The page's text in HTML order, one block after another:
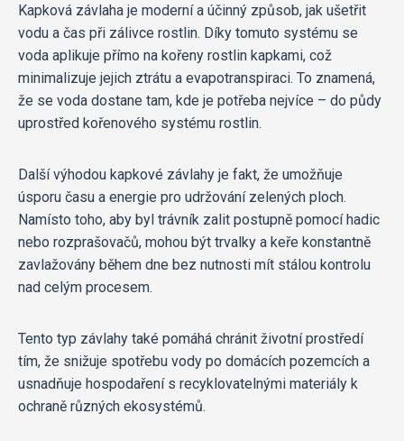
Kapková závlaha je moderní a účinný způsob, jak ušetřit
vodu a čas při zálivce rostlin. Díky tomuto systému se
voda aplikuje přímo na kořeny rostlin kapkami, což
minimalizuje jejich ztrátu a evapotranspiraci. To znamená,
že se voda dostane tam, kde je potřeba nejvíce – do půdy
uprostřed kořenového systému rostlin.
Další výhodou kapkové závlahy je fakt, že umožňuje
úsporu času a energie pro udržování zelených ploch.
Namísto toho, aby byl trávník zalit postupně pomocí hadic
nebo rozprašovačů, mohou být trvalky a keře konstantně
zavlažovány během dne bez nutnosti mít stálou kontrolu
nad celým procesem.
Tento typ závlahy také pomáhá chránit životní prostředí
tím, že snižuje spotřebu vody po domácích pozemcích a
usnadňuje hospodaření s recyklovatelnými materiály k
ochraně různých ekosystémů.